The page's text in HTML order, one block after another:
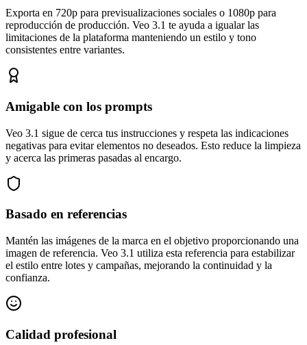
Exporta en 720p para previsualizaciones sociales o 1080p para
reproducción de producción. Veo 3.1 te ayuda a igualar las
limitaciones de la plataforma manteniendo un estilo y tono
consistentes entre variantes.
Amigable con los prompts
Veo 3.1 sigue de cerca tus instrucciones y respeta las indicaciones
negativas para evitar elementos no deseados. Esto reduce la limpieza
y acerca las primeras pasadas al encargo.
Basado en referencias
Mantén las imágenes de la marca en el objetivo proporcionando una
imagen de referencia. Veo 3.1 utiliza esta referencia para estabilizar
el estilo entre lotes y campañas, mejorando la continuidad y la
confianza.
Calidad profesional